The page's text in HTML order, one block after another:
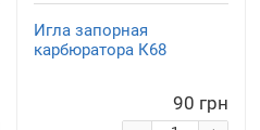
Игла запорная
карбюратора К68
90 грн